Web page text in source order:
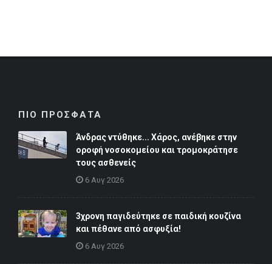
ΠΙΟ ΠΡΟΣΦΑΤΑ
Άνδρας ντύθηκε... Χάρος, ανέβηκε στην
οροφή νοσοκομείου και τρομοκράτησε
τους ασθενείς
6 Αυγ 2026
3χρονη παγιδεύτηκε σε παιδική κουζίνα
και πέθανε από ασφυξία!
6 Αυγ 2026